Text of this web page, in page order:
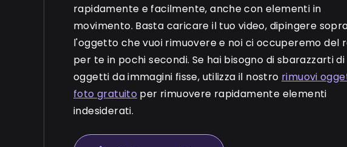
rapidamente e facilmente, anche con elementi in
movimento. Basta caricare il tuo video, dipingere
l'oggetto che vuoi rimuovere e noi ci occuperemo del
per te in pochi secondi. Se hai bisogno di sbarazzarti di
oggetti da immagini fisse, utilizza il nostro rimuovi
foto gratuito per rimuovere rapidamente elementi
indesiderati.